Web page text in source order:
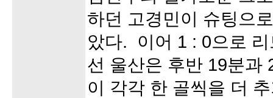
하던 고경민이 슈팅으
았다. 이어 1 : 0으로
선 울산은 후반 19분과
이 각각 한 골씩을 더